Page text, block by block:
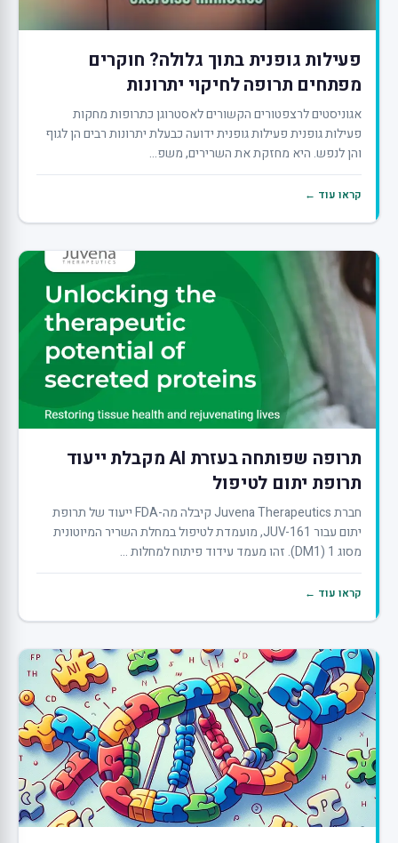
פעילות גופנית בתוך גלולה? חוקרים
מפתחים תרופה לחיקוי יתרונות
אגוניסטים לרצפטורים הקשורים לאסטרוגן כתרופות מחקות
פעילות גופנית פעילות גופנית ידועה כבעלת יתרונות רבים הן לגוף
והן לנפש. היא מחזקת את השרירים, משפ...
קראו עוד ←
תרופה שפותחה בעזרת AI מקבלת ייעוד
תרופת יתום לטיפול
חברת Juvena Therapeutics קיבלה מה-FDA ייעוד של תרופת
יתום עבור JUV-161, מועמדת לטיפול במחלת השריר המיוטונית
מסוג 1 (DM1). זהו מעמד עידוד פיתוח למחלות ...
קראו עוד ←